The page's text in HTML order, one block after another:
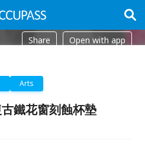
Share Open with app
Arts
鐵花窗刻蝕杯墊